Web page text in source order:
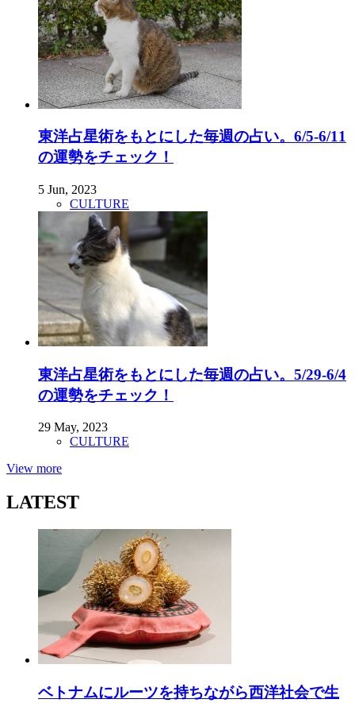
東洋占星術をもとにした毎週の占い。6/5-6/11
の運勢をチェック！
5 Jun, 2023
CULTURE
東洋占星術をもとにした毎週の占い。5/29-6/4
の運勢をチェック！
29 May, 2023
CULTURE
View more
LATEST
ベトナムにルーツを持ちながら西洋社会で生